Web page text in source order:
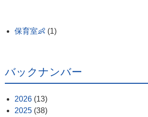
保育室👶 (1)
バックナンバー
2026 (13)
2025 (38)